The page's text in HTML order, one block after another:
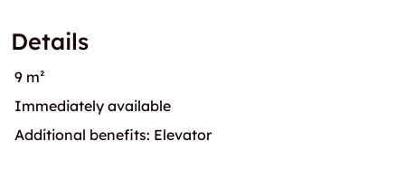
Details
9 m²
Immediately available
Additional benefits: Elevator